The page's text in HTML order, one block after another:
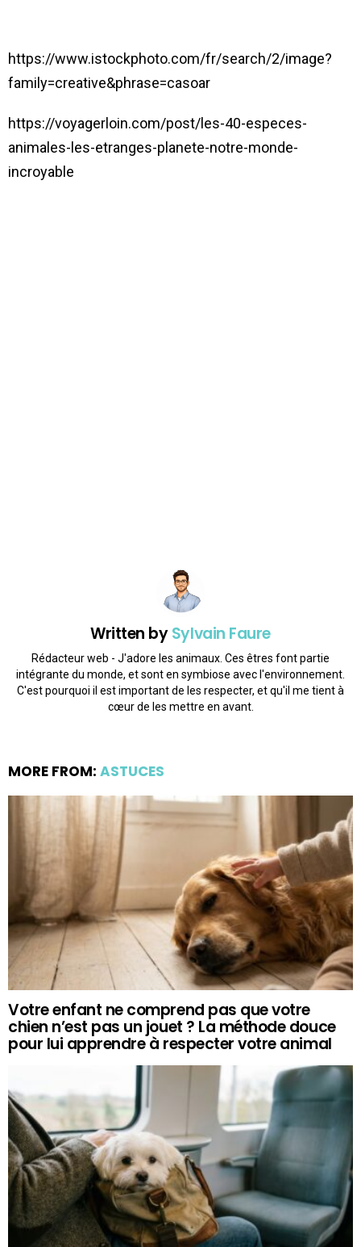
https://www.istockphoto.com/fr/search/2/image?
family=creative&phrase=casoar
https://voyagerloin.com/post/les-40-especes-
animales-les-etranges-planete-notre-monde-
incroyable
Written bySylvain Faure
Rédacteur web - J'adore les animaux. Ces êtres font partie
intégrante du monde, et sont en symbiose avec l'environnement.
C'est pourquoi il est important de les respecter, et qu'il me tient à
cœur de les mettre en avant.
MORE FROM: ASTUCES
Votre enfant ne comprend pas que votre
chien n’est pas un jouet ? La méthode douce
pour lui apprendre à respecter votre animal